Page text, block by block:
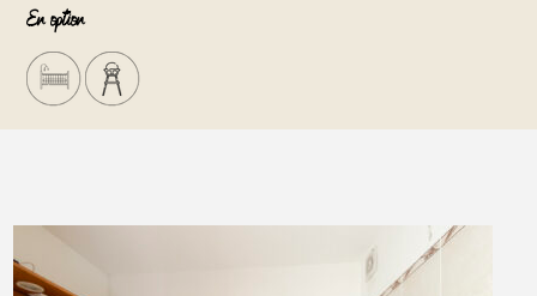
En option